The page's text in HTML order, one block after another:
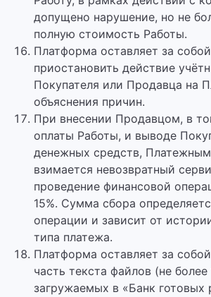
допущено нарушение, но не
полную стоимость Работы.
Платформа оставляет за
приостановить действие
Покупателя или Продавца на
объяснения причин.
При внесении Продавцом, в
оплаты Работы, и выводе
денежных средств, Платежным
взимается невозвратный
проведение финансовой
15%. Сумма сбора
операции и зависит от
типа платежа.
Платформа оставляет за
часть текста файлов (не более
загружаемых в «Банк готовых